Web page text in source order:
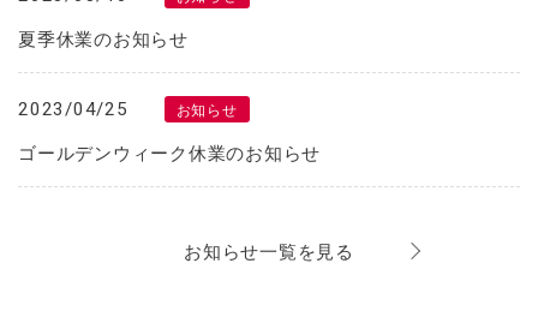
夏季休業のお知らせ
2023/04/25 お知らせ
ゴールデンウィーク休業のお知らせ
お知らせ一覧を見る